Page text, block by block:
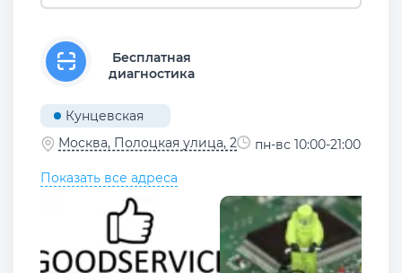
Бесплатная
диагностика
Кунцевская
Москва, Полоцкая улица, 2
пн-вс 10:00-21:00
Показать все адреса